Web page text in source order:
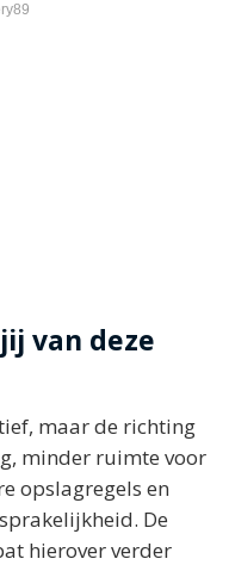
van deze
maar de richting
minder ruimte voor
opslagregels en
De
hierover verder